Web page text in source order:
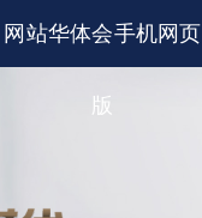
网站华体会手机网页
版